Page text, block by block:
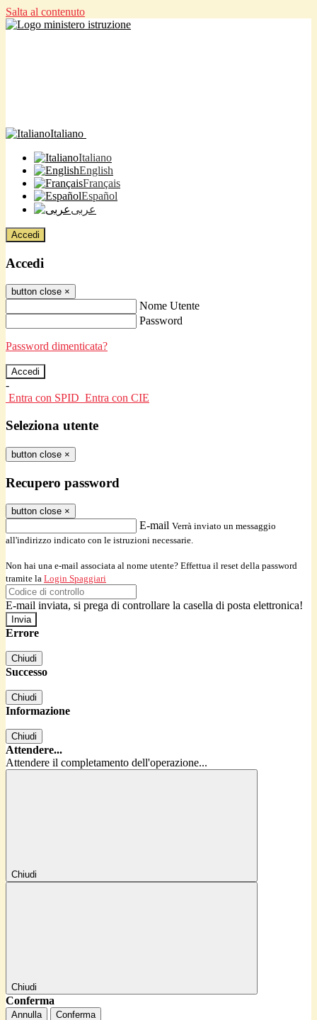
Salta al contenuto
Italiano
Italiano
English
Français
Español
عربى
Accedi
Accedi
button close ×
Nome Utente
Password
Password dimenticata?
-
Entra con SPID Entra con CIE
Seleziona utente
button close ×
Recupero password
button close ×
E-mail Verrà inviato un messaggio
all'indirizzo indicato con le istruzioni necessarie.
Non hai una e-mail associata al nome utente? Effettua il reset della password
tramite la Login Spaggiari
E-mail inviata, si prega di controllare la casella di posta elettronica!
Errore
Chiudi
Successo
Chiudi
Informazione
Chiudi
Attendere...
Attendere il completamento dell'operazione...
Chiudi
Chiudi
Conferma
Annulla Conferma